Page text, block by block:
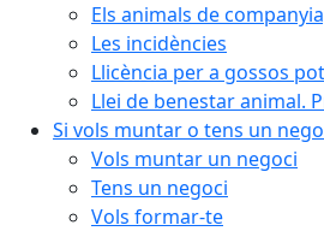
Els animals de
Les incidències
Llicència per a gossos
Llei de benestar animal.
Si vols muntar o tens un
Vols muntar un negoci
Tens un negoci
Vols formar-te